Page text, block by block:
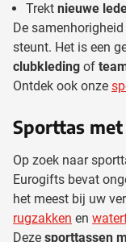
Trekt nieuwe
De
steunt. Het is een
clubkleding of
Ontdek ook onze
Sporttas
Op zoek naar
Eurogifts bevat
het meest bij uw
rugzakken en
Deze sporttassen